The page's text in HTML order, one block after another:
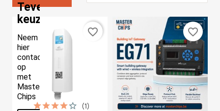
(1)
favorite_border favorite_border
Teveel
keuze?
Neem
hier
contact
op
met
Master
Chips